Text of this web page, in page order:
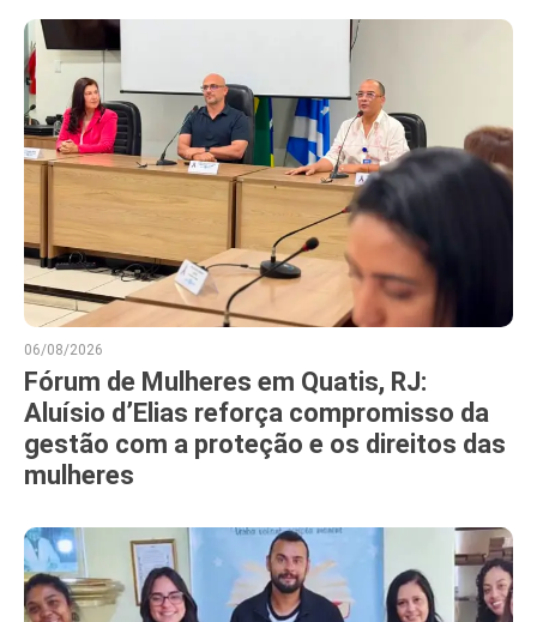
06/08/2026
Fórum de Mulheres em Quatis, RJ:
Aluísio d’Elias reforça compromisso da
gestão com a proteção e os direitos das
mulheres